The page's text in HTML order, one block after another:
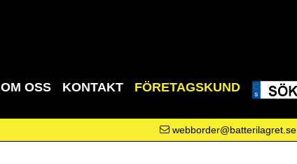
OM OSS KONTAKT FÖRETAGSKUND
webborder@batterilagret.se